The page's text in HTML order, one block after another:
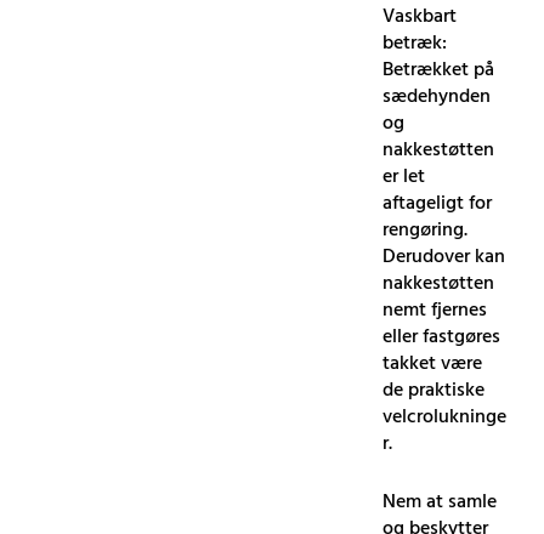
Vaskbart
betræk:
Betrækket på
sædehynden
og
nakkestøtten
er let
aftageligt for
rengøring.
Derudover kan
nakkestøtten
nemt fjernes
eller fastgøres
takket være
de praktiske
velcrolukninge
r.
Nem at samle